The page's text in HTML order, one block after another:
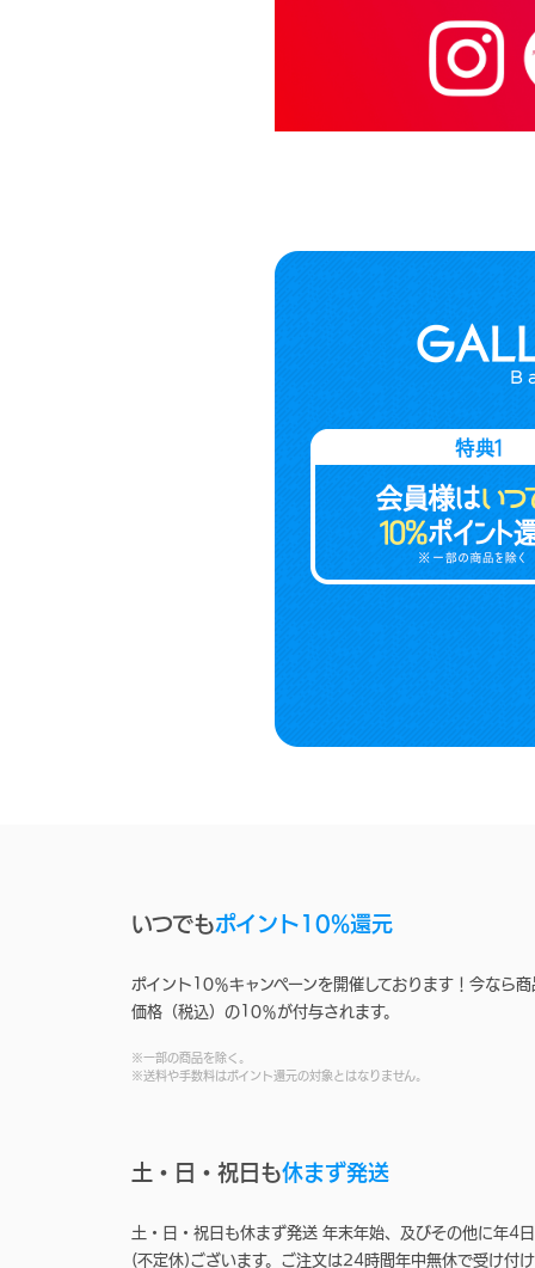
いつでもポイント10%還元
ポイント10％キャンペーンを開催しております！今なら商
価格（税込）の10％が付与されます。
※一部の商品を除く。
※送料や手数料はポイント還元の対象とはなりません。
土・日・祝日も休まず発送
土・日・祝日も休まず発送 年末年始、及びその他に年4日
(不定休)ございます。ご注文は24時間年中無休で受け付け